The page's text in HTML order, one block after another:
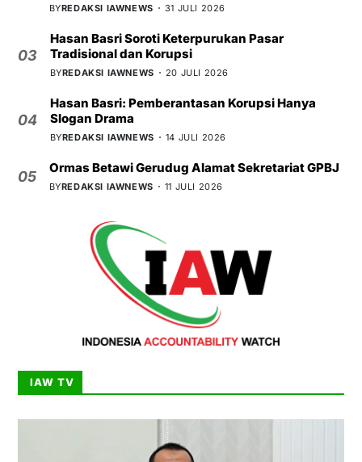
BYREDAKSI IAWNEWS 31 JULI 2026
03
Hasan Basri Soroti Keterpurukan Pasar
Tradisional dan Korupsi
BYREDAKSI IAWNEWS 20 JULI 2026
04
Hasan Basri: Pemberantasan Korupsi Hanya
Slogan Drama
BYREDAKSI IAWNEWS 14 JULI 2026
05
Ormas Betawi Gerudug Alamat Sekretariat GPBJ
BYREDAKSI IAWNEWS 11 JULI 2026
IAW TV